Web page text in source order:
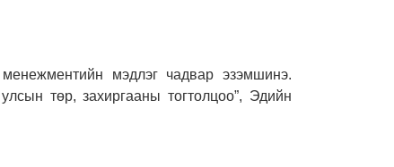
мэдлэг чадвар эзэмшинэ.
төр, захиргааны тогтолцоо”, Эдийн